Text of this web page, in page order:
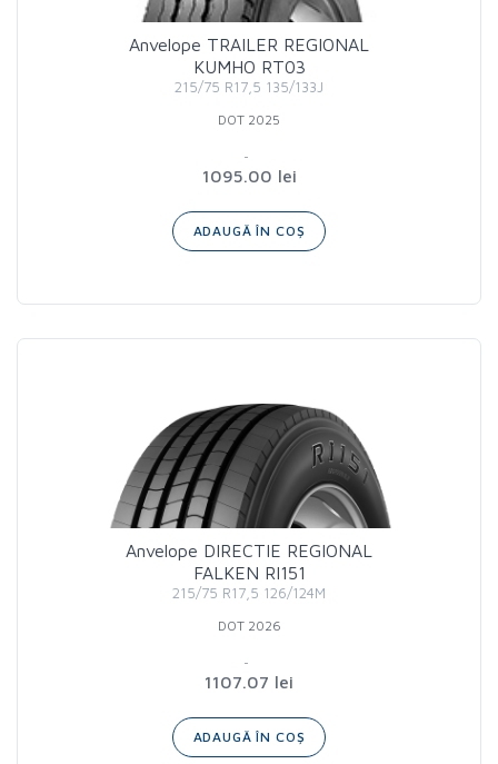
Anvelope TRAILER REGIONAL
KUMHO RT03
215/75 R17,5 135/133J
DOT 2025
1095.00 lei
ADAUGĂ ÎN COȘ
Anvelope DIRECTIE REGIONAL
FALKEN RI151
215/75 R17,5 126/124M
DOT 2026
1107.07 lei
ADAUGĂ ÎN COȘ